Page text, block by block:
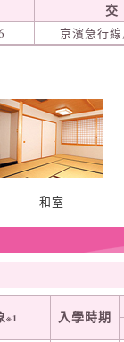
京濱急行
和室
※1 入學時期